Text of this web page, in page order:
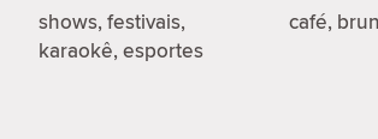
shows, festivais,
karaokê, esportes
café,